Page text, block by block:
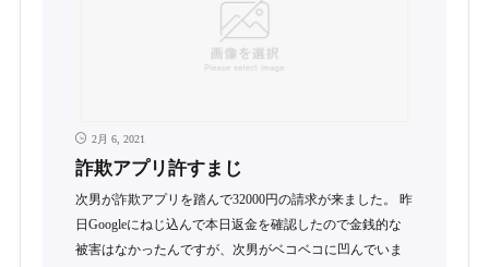
2月 6, 2021
詐欺アプリ許すまじ
次男が詐欺アプリを踏んで32000円の請求が来ました。 昨
日Googleにねじ込んで本日返金を確認したので金銭的な
被害はなかったんですが、次男がベコベコに凹んでいま